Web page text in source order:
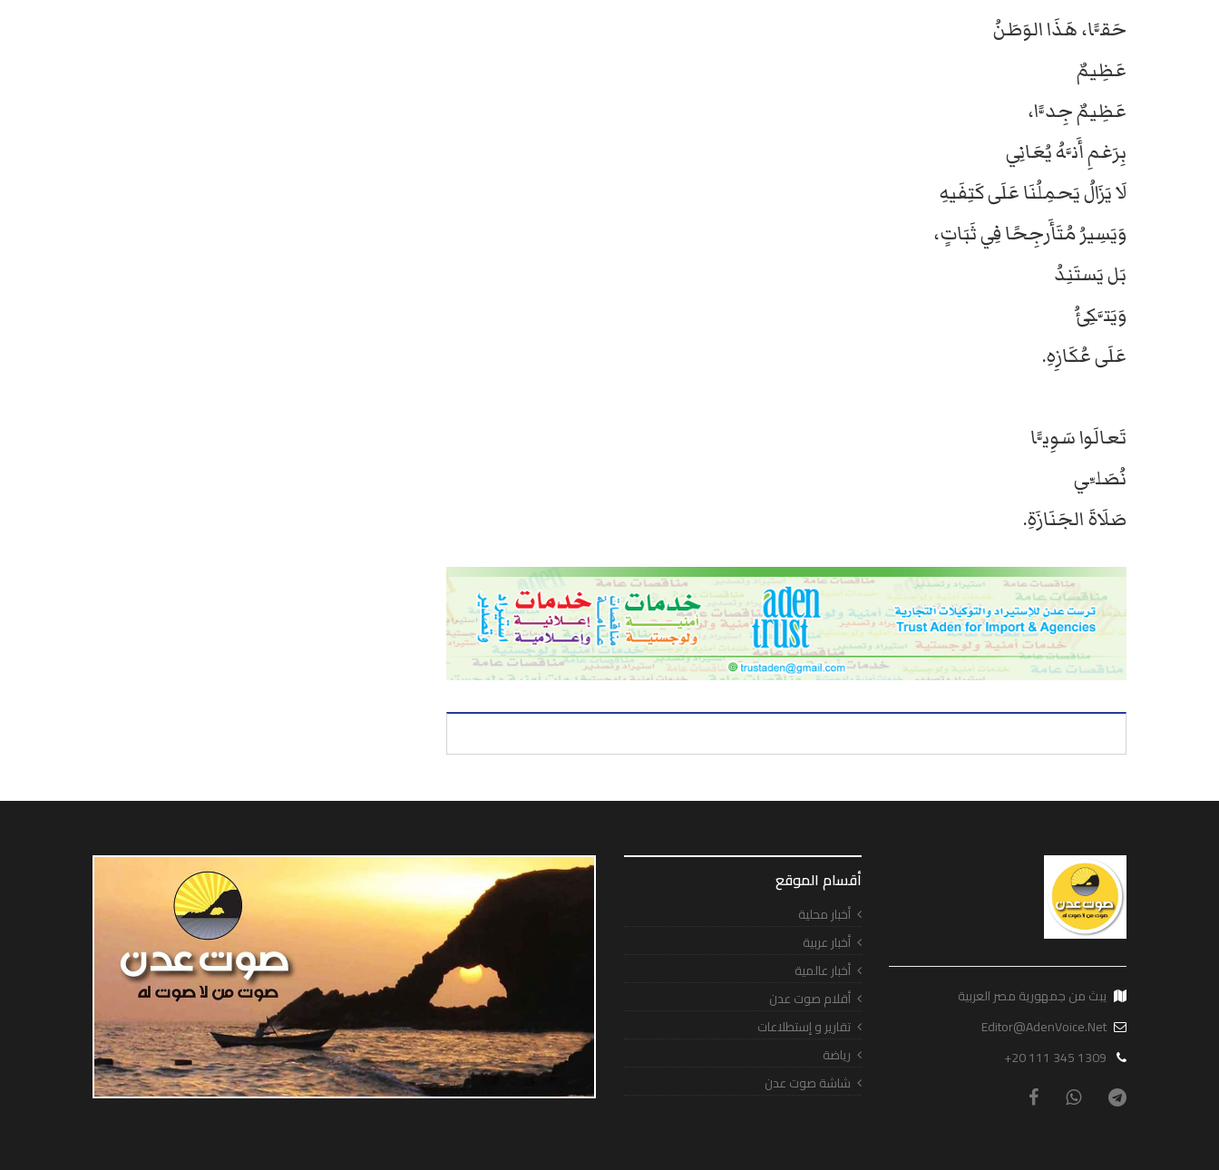
حَقًّا، هَذَا الوَطَنُ
عَظِيمٌ
عَظِيمٌ جِدًّا،
بِرَغمِ أَنَّهُ يُعَانِي
لَا يَزَالُ يَحمِلُنَا عَلَى كَتِفَيهِ
وَيَسِيرُ مُتَأَرجِحًا فِي ثَبَاتٍ،
بَل يَستَنِدُ
وَيَتَّكِئُ
عَلَى عُكَازِهِ.
تَعالَوا سَوِيًّا
نُصَلِّي
صَلَاةَ الجَنَازَةِ.
يبث من جمهورية مصر العربية
Editor@AdenVoice.Net
+20 111 345 1309
أقسام الموقع
أخبار محلية
أخبار عربية
أخبار عالمية
أقلام صوت عدن
تقارير و إستطلاعات
رياضة
شاشة صوت عدن